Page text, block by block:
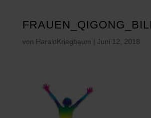
von HaraldKriegbaum | Juni 12, 2018